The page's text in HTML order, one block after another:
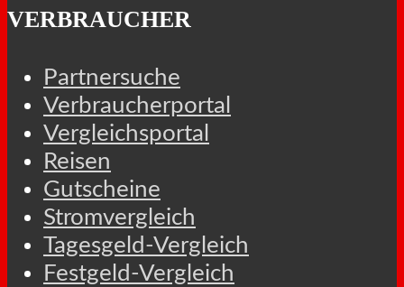
VERBRAUCHER
Partnersuche
Verbraucherportal
Vergleichsportal
Reisen
Gutscheine
Stromvergleich
Tagesgeld-Vergleich
Festgeld-Vergleich